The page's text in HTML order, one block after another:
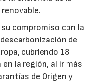
compromiso con la
de
cubriendo 18
la región, al ir más
de Origen y